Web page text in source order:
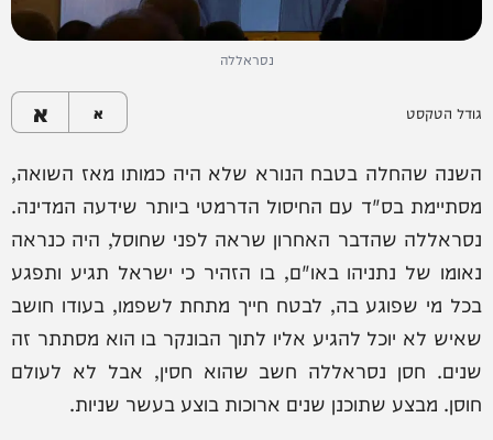
נסראללה
גודל הטקסט א א
השנה שהחלה בטבח הנורא שלא היה כמותו מאז השואה,
מסתיימת בס"ד עם החיסול הדרמטי ביותר שידעה המדינה.
נסראללה שהדבר האחרון שראה לפני שחוסל, היה כנראה
נאומו של נתניהו באו"ם, בו הזהיר כי ישראל תגיע ותפגע
בכל מי שפוגע בה, לבטח חייך מתחת לשפמו, בעודו חושב
שאיש לא יוכל להגיע אליו לתוך הבונקר בו הוא מסתתר זה
שנים. חסן נסראללה חשב שהוא חסין, אבל לא לעולם
חוסן. מבצע שתוכנן שנים ארוכות בוצע בעשר שניות.